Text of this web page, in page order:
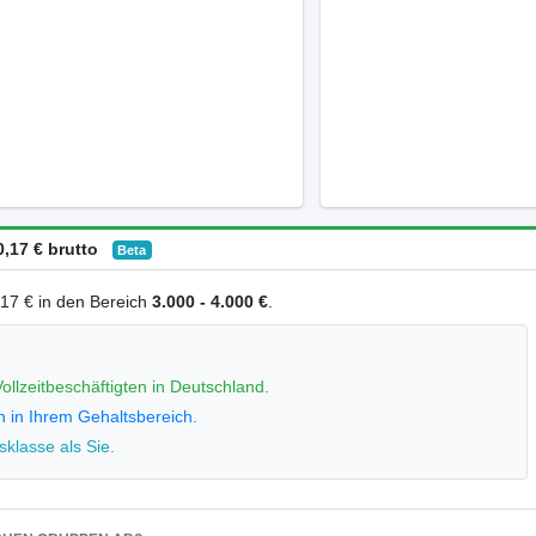
€ brutto Beta
€ in den Bereich3.000 - 4.000 €
in Deutschland.
in Ihrem Gehaltsbereich.
als Sie.